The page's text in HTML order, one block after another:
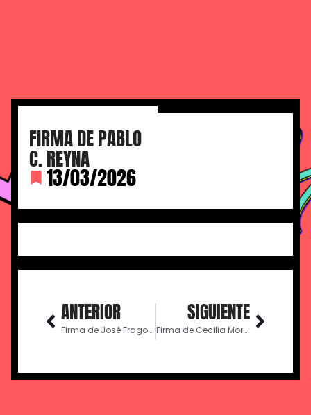
FIRMA DE PABLO
C. REYNA
13/03/2026
ANTERIOR
Firma de José Fragoso
SIGUIENTE
Firma de Cecilia Moreno